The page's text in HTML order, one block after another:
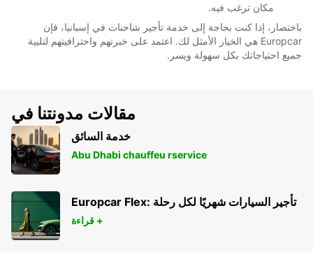
مكان ترغب فيه.
باختصار، إذا كنت بحاجة إلى خدمة تأجير شاحنات في إسبانيا، فإن
Europcar هي الخيار الأمثل لك. اعتمد على خبرتهم واحترافيتهم لتلبية
جميع احتياجاتك بكل سهولة ويسر.
مقالات مدونتنا في
خدمة السائق
Abu Dhabi chauffeu rservice
Europcar Flex: تأجير السيارات شهريًا لكل رحلة
قراءة +